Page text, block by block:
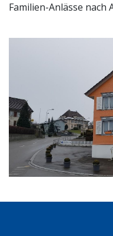
Familien-Anlässe